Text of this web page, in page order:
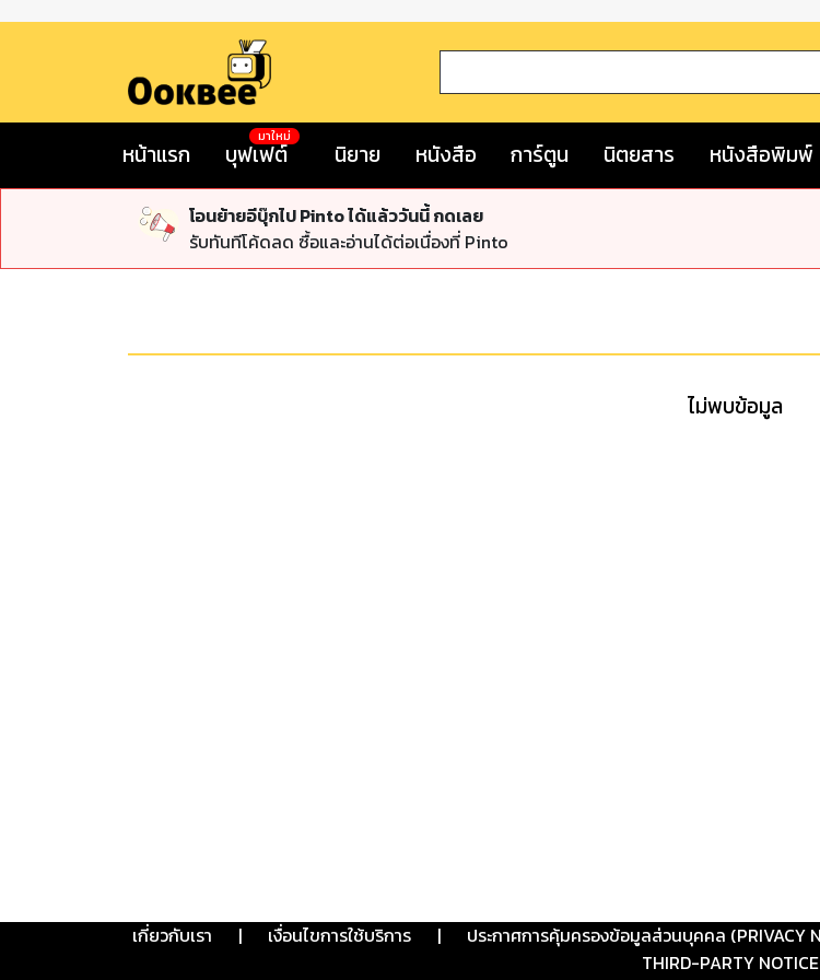
หน้าแรก บุฟเฟต์
มาใหม่
นิยาย หนังสือ การ์ตูน นิตยสาร หนังสือพิมพ์
โอนย้ายอีบุ๊กไป Pinto ได้แล้ววันนี้ กดเลย
รับทันทีโค้ดลด ซื้อและอ่านได้ต่อเนื่องที่ Pinto
ไม่พบข้อมูล
เกี่ยวกับเรา | เงื่อนไขการใช้บริการ | ประกาศการคุ้มครองข้อมูลส่วนบุคคล (PRIVACY
THIRD-PARTY